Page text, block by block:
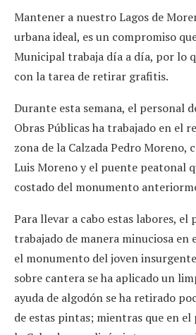
Mantener a nuestro Lagos de
urbana ideal, es un compromiso
Municipal trabaja día a día, por lo
con la tarea de retirar grafitis.
Durante esta semana, el personal
Obras Públicas ha trabajado en el
zona de la Calzada Pedro Moreno,
Luis Moreno y el puente peatonal
costado del monumento
Para llevar a cabo estas labores, el
trabajado de manera minuciosa
el monumento del joven
sobre cantera se ha aplicado un
ayuda de algodón se ha retirado
de estas pintas; mientras que en